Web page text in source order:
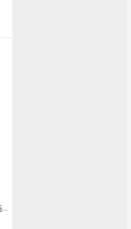
CEVASTA IZOLACIJA SSL-KLIMA 10x6 (10m)